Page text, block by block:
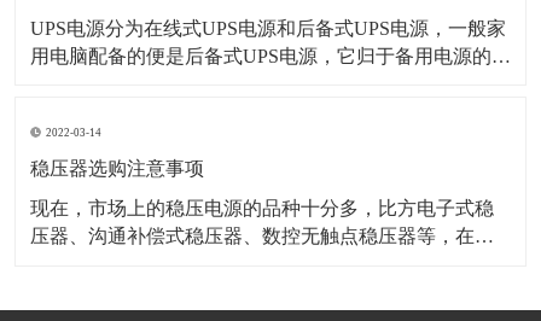
UPS电源分为在线式UPS电源和后备式UPS电源，一般家
用电脑配备的便是后备式UPS电源，它归于备用电源的一
文名称是不间断电源，从姓名就能够看出它其实是个储
备电源，当停电后，通过蓄电池
2022-03-14
稳压器选购注意事项
现在，市场上的稳压电源的品种十分多，比方电子式稳
压器、沟通补偿式稳压器、数控无触点稳压器等，在进